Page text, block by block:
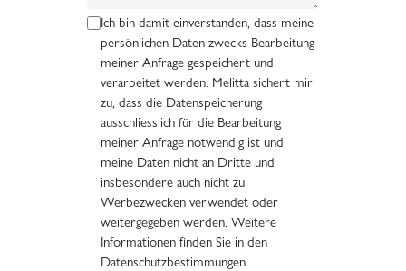
Ich bin damit einverstanden, dass meine
persönlichen Daten zwecks Bearbeitung
meiner Anfrage gespeichert und
verarbeitet werden. Melitta sichert mir
zu, dass die Datenspeicherung
ausschliesslich für die Bearbeitung
meiner Anfrage notwendig ist und
meine Daten nicht an Dritte und
insbesondere auch nicht zu
Werbezwecken verwendet oder
weitergegeben werden. Weitere
Informationen finden Sie in den
Datenschutzbestimmungen.